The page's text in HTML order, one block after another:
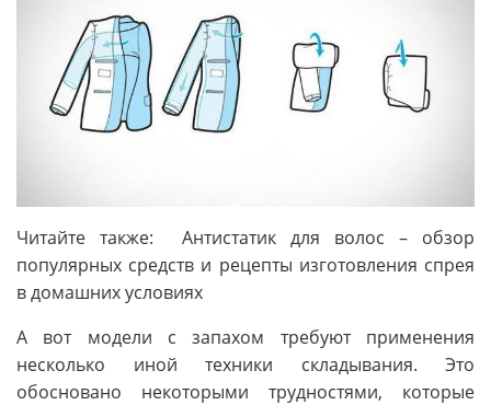
Читайте также: Антистатик для волос – обзор
популярных средств и рецепты изготовления спрея
в домашних условиях
А вот модели с запахом требуют применения
несколько иной техники складывания. Это
обосновано некоторыми трудностями, которые